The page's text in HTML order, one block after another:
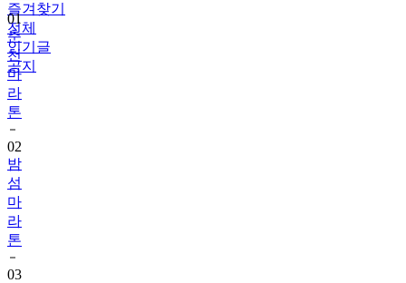
즐겨찾기
전체
인기글
공지
01
춘
천
마
라
톤
02
밤
섬
마
라
톤
03